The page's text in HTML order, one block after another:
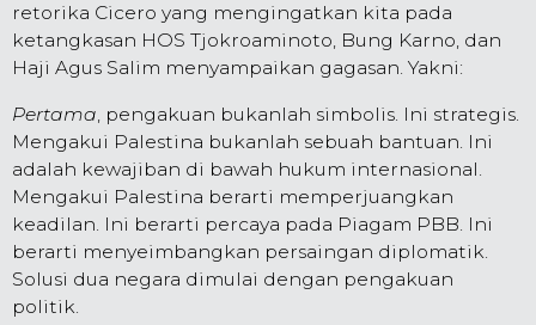
retorika Cicero yang mengingatkan kita pada
ketangkasan HOS Tjokroaminoto, Bung Karno, dan
Haji Agus Salim menyampaikan gagasan. Yakni:
Pertama , pengakuan bukanlah simbolis. Ini strategis.
Mengakui Palestina bukanlah sebuah bantuan. Ini
adalah kewajiban di bawah hukum internasional.
Mengakui Palestina berarti memperjuangkan
keadilan. Ini berarti percaya pada Piagam PBB. Ini
berarti menyeimbangkan persaingan diplomatik.
Solusi dua negara dimulai dengan pengakuan
politik.